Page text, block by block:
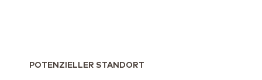
POTENZIELLER STANDORT